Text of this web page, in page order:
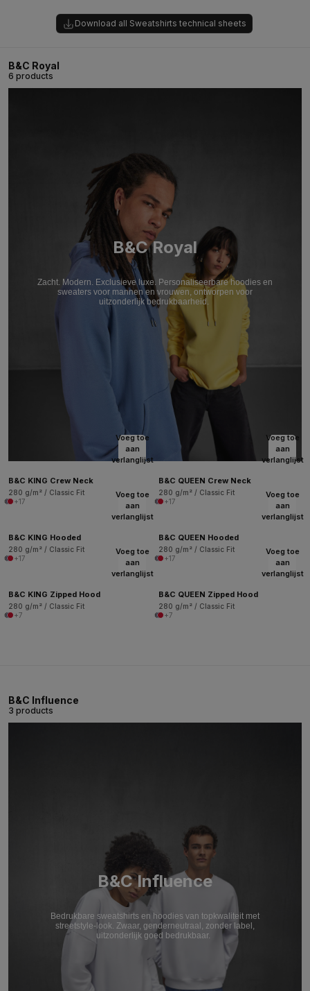
Download all Sweatshirts technical sheets
B&C Royal
6 products
B&C Royal
Zacht. Modern. Exclusieve luxe. Personaliseerbare hoodies en
sweaters voor mannen en vrouwen, ontworpen voor
uitzonderlijk bedrukbaarheid.
Voeg toe
aan
verlanglijst
B&C KING Crew Neck
280 g/m² / Classic Fit
+17
Voeg toe
aan
verlanglijst
B&C QUEEN Crew Neck
280 g/m² / Classic Fit
+17
Voeg toe
aan
verlanglijst
B&C KING Hooded
280 g/m² / Classic Fit
+17
Voeg toe
aan
verlanglijst
B&C QUEEN Hooded
280 g/m² / Classic Fit
+17
Voeg toe
aan
verlanglijst
B&C KING Zipped Hood
280 g/m² / Classic Fit
+7
Voeg toe
aan
verlanglijst
B&C QUEEN Zipped Hood
280 g/m² / Classic Fit
+7
B&C Influence
3 products
B&C Influence
Bedrukbare sweatshirts en hoodies van topkwaliteit met
streetstyle-look. Zwaar, genderneutraal, zonder label,
uitzonderlijk goed bedrukbaar.